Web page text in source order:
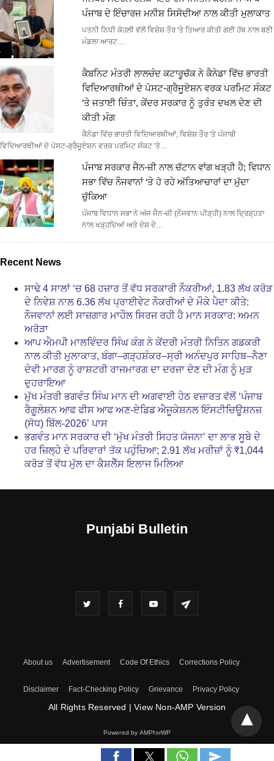
ਪੰਜਾਬ ਦੇ ਇੰਚਾਰਜ ਮਨੀਸ਼ ਸਿਸੋਦੀਆ ਨਾਲ ਕੀਤੀ ਮੁਲਾਕਾਤ
ਪਤਨੀ ਨਿਧੀ ਕੋਹਲੀ ਵੱਲੋਂ ਵਿਸ਼ੇਸ਼ ਤੌਰ 'ਤੇ ਤਿਆਰ ਕੀਤੀ ਗਈ ਹੱਥ ਨਾਲ ਬਣੀ
ਮੰਡਲਾ ਆਰਟ…
ਕੈਬਨਿਟ ਮੰਤਰੀ ਲਾਲਚੰਦ ਕਟਾਰੂਚੱਕ ਨੇ ਕੈਨੇਡਾ ਵਿੱਚ ਭਾਰਤੀ
ਵਿਦਿਆਰਥੀਆਂ ਦੇ ਪੋਸਟ-ਗ੍ਰੈਜੂਏਸ਼ਨ ਵਰਕ ਪਰਮਿਟ ਸੰਕਟ
‘ਤੇ ਜਤਾਈ ਚਿੰਤਾ, ਕੇਂਦਰ ਸਰਕਾਰ ਨੂੰ ਤੁਰੰਤ ਦਖਲ ਦੇਣ ਦੀ
ਕੀਤੀ ਮੰਗ
ਕੈਨੇਡਾ ਵਿੱਚ ਭਾਰਤੀ ਵਿਦਿਆਰਥੀਆਂ, ਵਿਸ਼ੇਸ਼ ਤੌਰ 'ਤੇ ਪੰਜਾਬੀ
ਵਿਦਿਆਰਥੀਆਂ ਦੇ ਪੋਸਟ-ਗ੍ਰੈਜੂਏਸ਼ਨ ਵਰਕ ਪਰਮਿਟ ਸੰਕਟ 'ਤੇ…
ਪੰਜਾਬ ਸਰਕਾਰ ਜੈਨ-ਜ਼ੀ ਨਾਲ ਚੱਟਾਨ ਵਾਂਗ ਖੜ੍ਹੀ ਹੈ; ਵਿਧਾਨ
ਸਭਾ ਵਿੱਚ ਨੌਜਵਾਨਾਂ ‘ਤੇ ਹੋ ਰਹੇ ਅੱਤਿਆਚਾਰਾਂ ਦਾ ਮੁੱਦਾ
ਚੁੱਕਿਆ
ਪੰਜਾਬ ਵਿਧਾਨ ਸਭਾ ਨੇ ਅੱਜ ਜੈਨ-ਜ਼ੀ (ਨੌਜਵਾਨ ਪੀੜ੍ਹੀ) ਨਾਲ ਦ੍ਰਿੜ੍ਹਤਾ
ਨਾਲ ਖੜ੍ਹਦਿਆਂ ਅਤੇ ਦੇਸ਼ ਦੇ…
Recent News
ਸਾਢੇ 4 ਸਾਲਾਂ ‘ਚ 68 ਹਜ਼ਾਰ ਤੋਂ ਵੱਧ ਸਰਕਾਰੀ ਨੌਕਰੀਆਂ, 1.83 ਲੱਖ ਕਰੋੜ
ਦੇ ਨਿਵੇਸ਼ ਨਾਲ 6.36 ਲੱਖ ਪ੍ਰਾਈਵੇਟ ਨੌਕਰੀਆਂ ਦੇ ਮੌਕੇ ਪੈਦਾ ਕੀਤੇ:
ਨੌਜਵਾਨਾਂ ਲਈ ਸਾਜ਼ਗਾਰ ਮਾਹੌਲ ਸਿਰਜ ਰਹੀ ਹੈ ਮਾਨ ਸਰਕਾਰ: ਅਮਨ
ਅਰੋੜਾ
ਆਪ ਐਮਪੀ ਮਾਲਵਿੰਦਰ ਸਿੰਘ ਕੰਗ ਨੇ ਕੇਂਦਰੀ ਮੰਤਰੀ ਨਿਤਿਨ ਗਡਕਰੀ
ਨਾਲ ਕੀਤੀ ਮੁਲਾਕਾਤ, ਬੰਗਾ–ਗੜ੍ਹਸ਼ੰਕਰ–ਸ੍ਰੀ ਅਨੰਦਪੁਰ ਸਾਹਿਬ–ਨੈਣਾ
ਦੇਵੀ ਮਾਰਗ ਨੂੰ ਰਾਸ਼ਟਰੀ ਰਾਜਮਾਰਗ ਦਾ ਦਰਜਾ ਦੇਣ ਦੀ ਮੰਗ ਨੂੰ ਮੁੜ
ਦੁਹਰਾਇਆ
ਮੁੱਖ ਮੰਤਰੀ ਭਗਵੰਤ ਸਿੰਘ ਮਾਨ ਦੀ ਅਗਵਾਈ ਹੇਠ ਵਜ਼ਾਰਤ ਵੱਲੋਂ ‘ਪੰਜਾਬ
ਰੈਗੂਲੇਸ਼ਨ ਆਫ ਫੀਸ ਆਫ ਅਣ-ਏਡਿਡ ਐਜੂਕੇਸ਼ਨਲ ਇੰਸਟੀਚਿਊਸ਼ਨਜ਼
(ਸੋਧ) ਬਿੱਲ-2026’ ਪਾਸ
ਭਗਵੰਤ ਮਾਨ ਸਰਕਾਰ ਦੀ ‘ਮੁੱਖ ਮੰਤਰੀ ਸਿਹਤ ਯੋਜਨਾ’ ਦਾ ਲਾਭ ਸੂਬੇ ਦੇ
ਹਰ ਜ਼ਿਲ੍ਹੇ ਦੇ ਪਰਿਵਾਰਾਂ ਤੱਕ ਪਹੁੰਚਿਆ; 2.91 ਲੱਖ ਮਰੀਜ਼ਾਂ ਨੂੰ ₹1,044
ਕਰੋੜ ਤੋਂ ਵੱਧ ਮੁੱਲ ਦਾ ਕੈਸ਼ਲੈੱਸ ਇਲਾਜ ਮਿਲਿਆ
Punjabi Bulletin
About us Advertisement Code Of Ethics Corrections Policy
Disclaimer Fact-Checking Policy Grievance Privacy Policy
All Rights Reserved | View Non-AMP Version
Powered by AMPforWP